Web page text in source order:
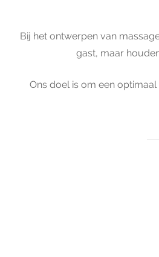
Bij het ontwerpen van
gast, maar
Ons doel is om een